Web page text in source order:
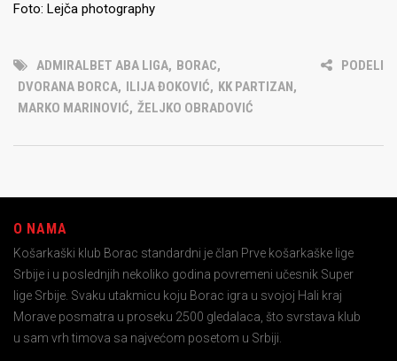
Foto: Lejča photography
ADMIRALBET ABA LIGA, BORAC,
DVORANA BORCA, ILIJA ĐOKOVIĆ, KK PARTIZAN,
MARKO MARINOVIĆ, ŽELJKO OBRADOVIĆ
PODELI
O NAMA
Košarkaški klub Borac standardni je član Prve košarkaške lige
Srbije i u poslednjih nekoliko godina povremeni učesnik Super
lige Srbije. Svaku utakmicu koju Borac igra u svojoj Hali kraj
Morave posmatra u proseku 2500 gledalaca, što svrstava klub
u sam vrh timova sa najvećom posetom u Srbiji.